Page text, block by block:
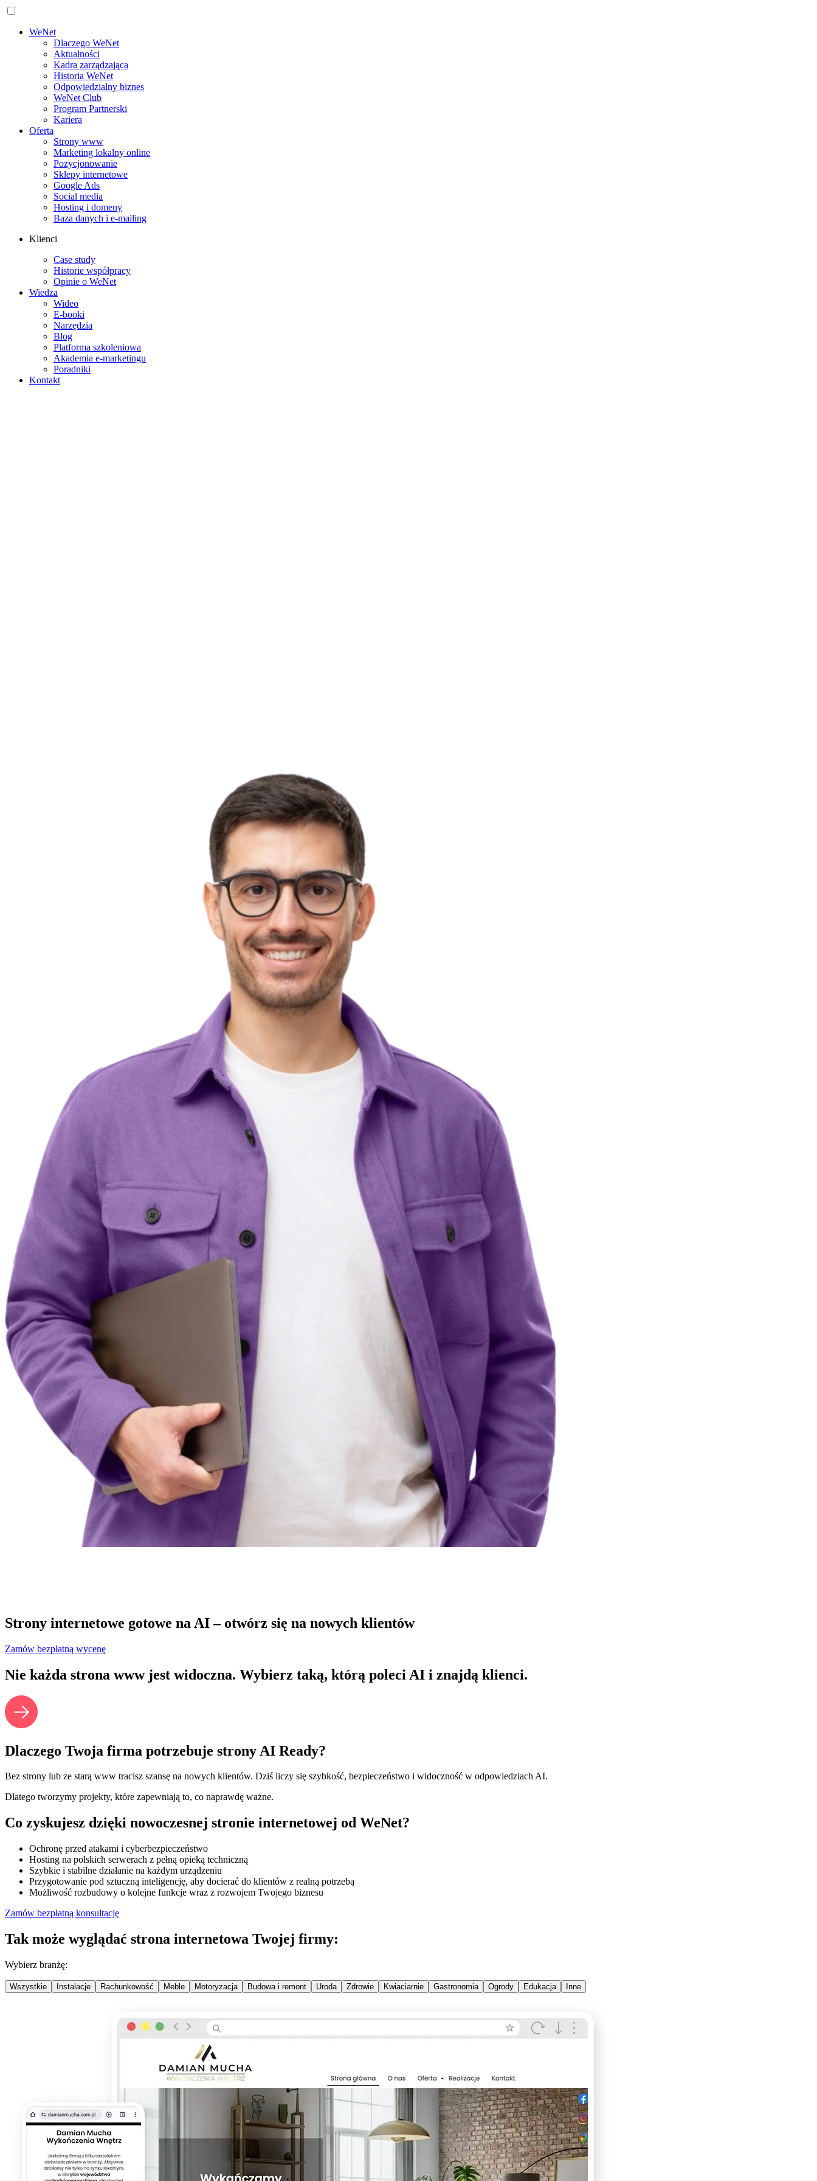
WeNet
Dlaczego WeNet
Aktualności
Kadra zarządzająca
Historia WeNet
Odpowiedzialny biznes
WeNet Club
Program Partnerski
Kariera
Oferta
Strony www
Marketing lokalny online
Pozycjonowanie
Sklepy internetowe
Google Ads
Social media
Hosting i domeny
Baza danych i e‑mailing
Klienci
Case study
Historie współpracy
Opinie o WeNet
Wiedza
Wideo
E‑booki
Narzędzia
Blog
Platforma szkoleniowa
Akademia e‑marketingu
Poradniki
Kontakt
Strony internetowe gotowe na AI – otwórz się na nowych klientów
Zamów bezpłatną wycenę
Nie każda strona www jest widoczna. Wybierz taką, którą poleci AI i znajdą klienci.
Dlaczego Twoja firma potrzebuje strony AI Ready?
Bez strony lub ze starą www tracisz szansę na nowych klientów. Dziś liczy się szybkość, bezpieczeństwo i widoczność w odpowiedziach AI.
Dlatego tworzymy projekty, które zapewniają to, co naprawdę ważne.
Co zyskujesz dzięki nowoczesnej stronie internetowej od WeNet?
Ochronę przed atakami i cyberbezpieczeństwo
Hosting na polskich serwerach z pełną opieką techniczną
Szybkie i stabilne działanie na każdym urządzeniu
Przygotowanie pod sztuczną inteligencję, aby docierać do klientów z realną potrzebą
Możliwość rozbudowy o kolejne funkcje wraz z rozwojem Twojego biznesu
Zamów bezpłatną konsultację
Tak może wyglądać strona internetowa Twojej firmy:
Wybierz branżę:
Wszystkie Instalacje Rachunkowość Meble Motoryzacja Budowa i remont Uroda Zdrowie Kwiaciarnie Gastronomia Ogrody Edukacja Inne